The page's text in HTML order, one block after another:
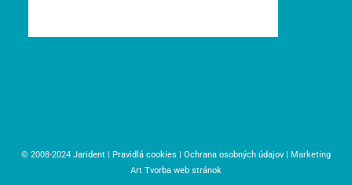
© 2008-2024 Jarident Pravidlá cookies Ochrana osobných údajov | Marketing
Art Tvorba web stránok